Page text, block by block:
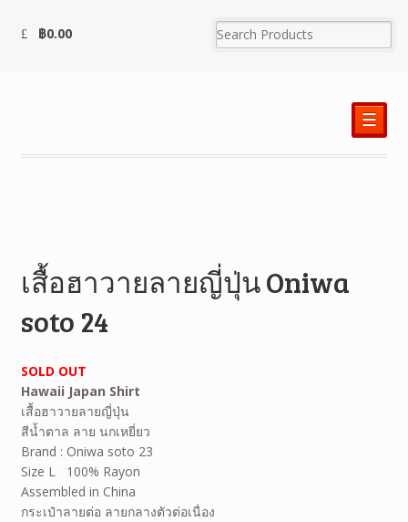
฿0.00
☰
เสื้อฮาวายลายญี่ปุ่น Oniwa
soto 24
SOLD OUT
Hawaii Japan Shirt
เสื้อฮาวายลายญี่ปุ่น
สีน้ำตาล ลาย นกเหยี่ยว
Brand : Oniwa soto 23
Size L 100% Rayon
Assembled in China
กระเป๋าลายต่อ ลายกลางตัวต่อเนื่อง